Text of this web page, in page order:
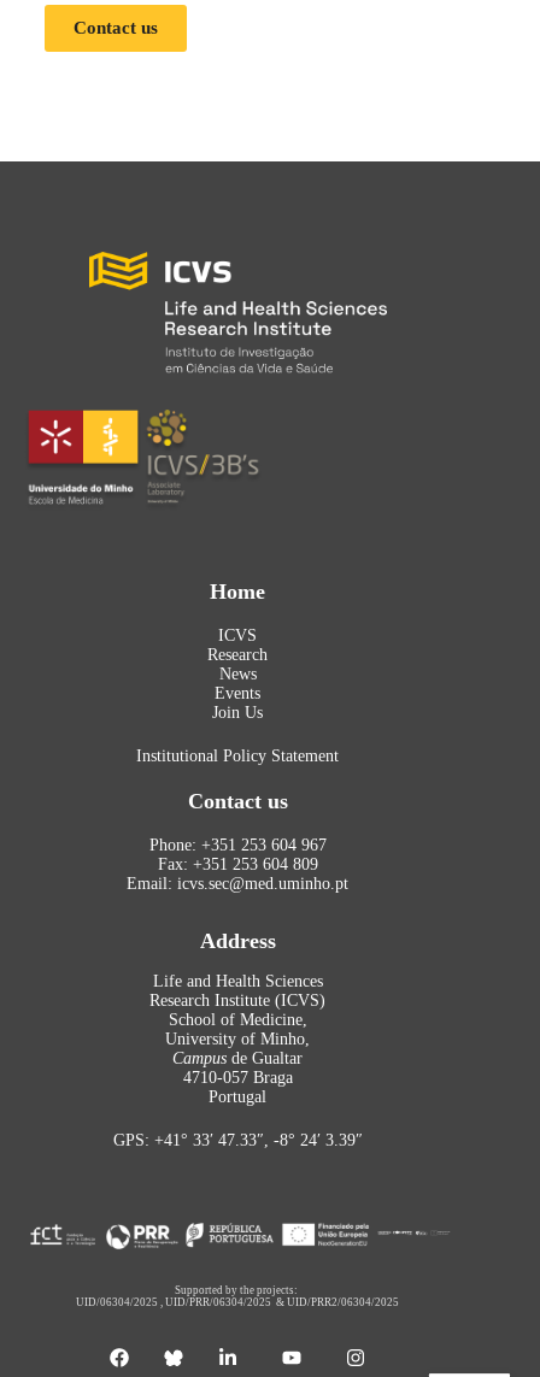
Contact us
Home
ICVS
Research
News
Events
Join Us
Institutional Policy Statement
Contact us
Phone: +351 253 604 967
Fax: +351 253 604 809
Email: icvs.sec@med.uminho.pt
Address
Life and Health Sciences
Research Institute (ICVS)
School of Medicine,
University of Minho,
Campus de Gualtar
4710-057 Braga
Portugal
GPS: +41° 33′ 47.33″, -8° 24′ 3.39″
Supported by the projects:
UID/06304/2025 ,UID/PRR/06304/2025 &UID/PRR2/06304/2025